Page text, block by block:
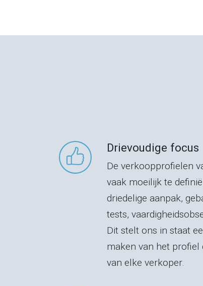
Drievoudige focus
De verkoopprofielen
vaak moeilijk te
driedelige aanpak,
tests,
Dit stelt ons in staat
maken van het
van elke verkoper.